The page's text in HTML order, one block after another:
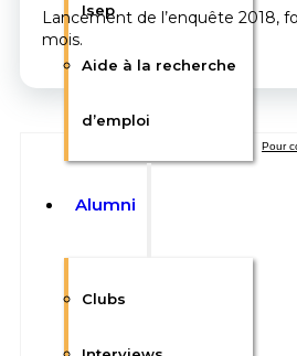
Isep
Aide à la recherche
d’emploi
Alumni
Clubs
Lancement de l’enquête 2018,
mois.
Pour